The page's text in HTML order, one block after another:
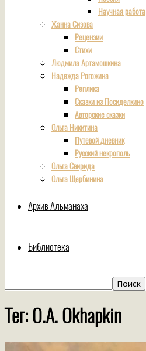
Научная работа
Жанна Сизова
Рецензии
Стихи
Людмила Артамошкина
Надежда Рогожина
Реплика
Сказки из Посиделкино
Авторские сказки
Ольга Никитина
Путевой дневник
Русский некрополь
Ольга Свирида
Ольга Щербинина
Архив Альманаха
Библиотека
Тег: O.A. Okhapkin